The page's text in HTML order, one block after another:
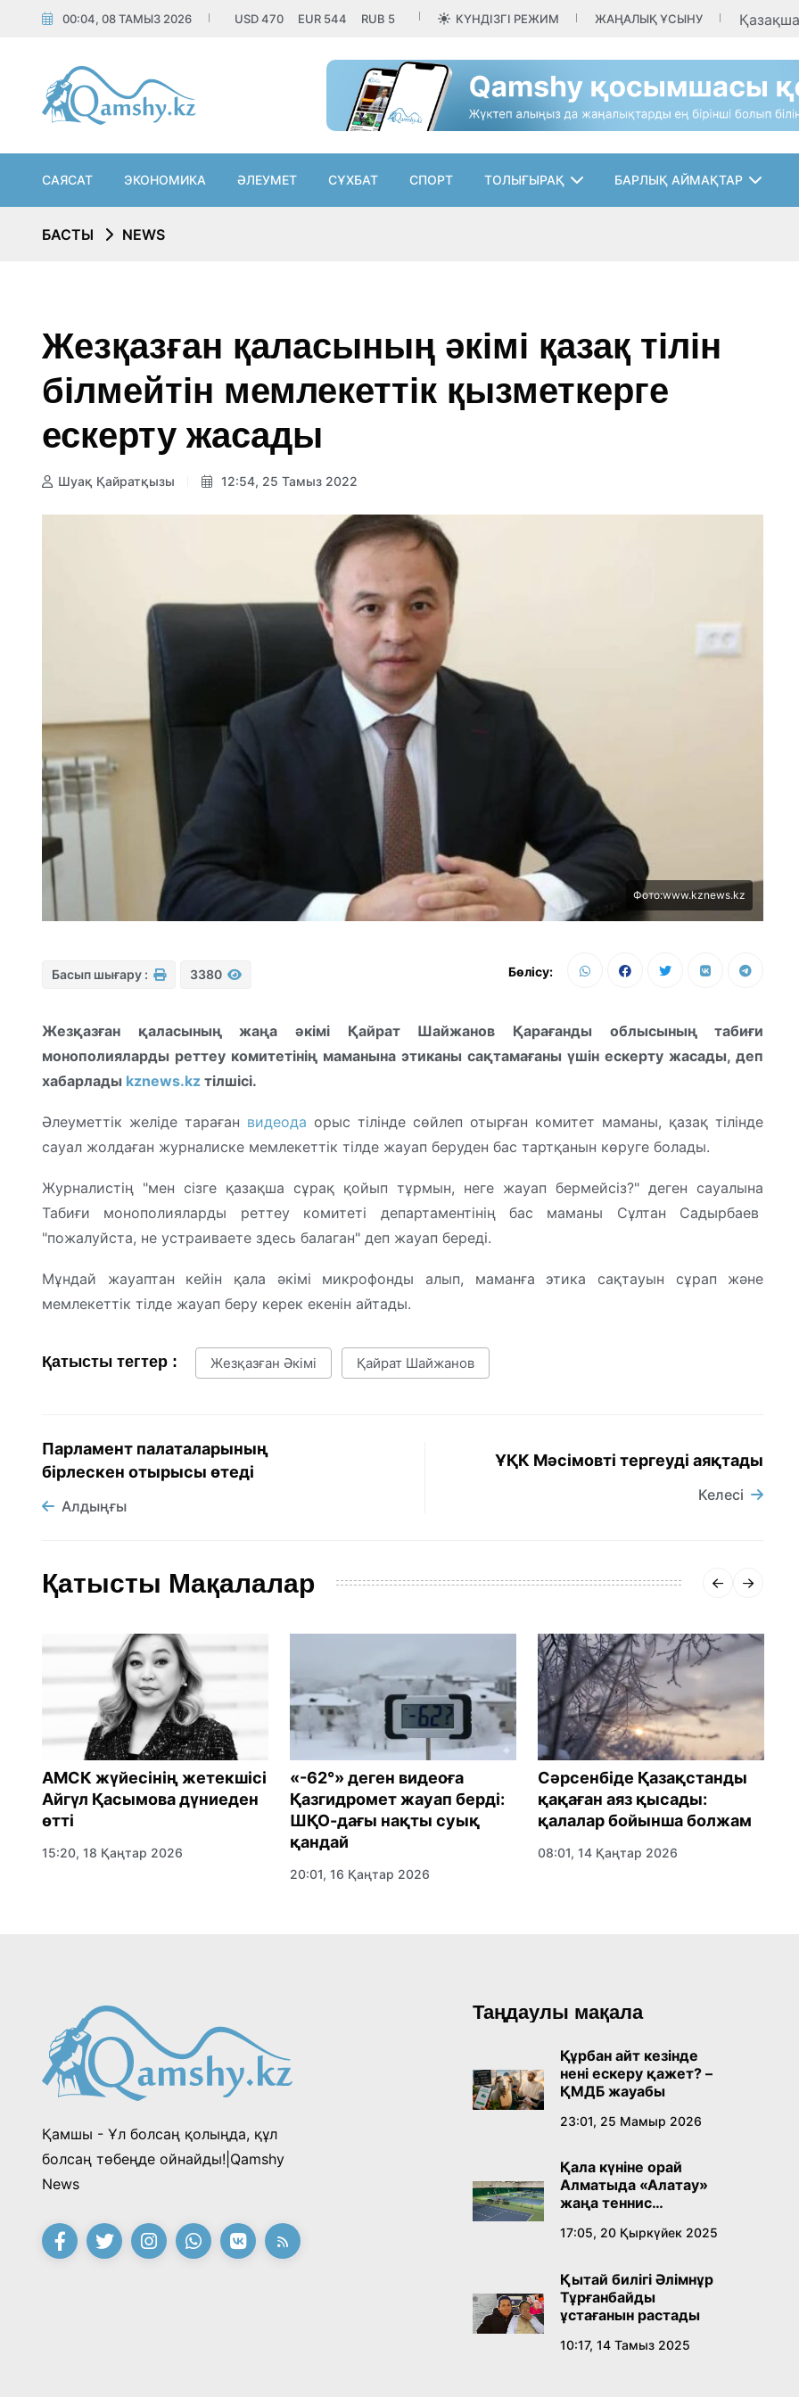
00:04, 08 ТАМЫЗ 2026 USD470 EUR 544 RUB 5 КҮНДІЗГІ РЕЖИМ ЖАҢАЛЫҚ ҰСЫНУ Қазақша
САЯСАТ ЭКОНОМИКА ӘЛЕУМЕТ СҰХБАТ СПОРТ ТОЛЫҒЫРАҚ БАРЛЫҚ АЙМАҚТАР
БАСТЫ NEWS
Жезқазған қаласының әкімі қазақ тілін
білмейтін мемлекеттік қызметкерге
ескерту жасады
Шуақ Қайратқызы 12:54, 25 Тамыз 2022
Фото:www.kznews.kz
Басып шығару : 3380 Бөлісу:
Жезқазған қаласының жаңа әкімі Қайрат Шайжанов Қарағанды облысының табиғи
монополияларды реттеу комитетінің маманына этиканы сақтамағаны үшін ескерту жасады, деп
хабарлады kznews.kz тілшісі.
Әлеуметтік желіде тараған видеода орыс тілінде сөйлеп отырған комитет маманы, қазақ тілінде
сауал жолдаған журналиске мемлекеттік тілде жауап беруден бас тартқанын көруге болады.
Журналистің "мен сізге қазақша сұрақ қойып тұрмын, неге жауап бермейсіз?" деген сауалына
Табиғи монополияларды реттеу комитеті департаментінің бас маманы Сұлтан Садырбаев
"пожалуйста, не устраиваете здесь балаган" деп жауап береді.
Мұндай жауаптан кейін қала әкімі микрофонды алып, маманға этика сақтауын сұрап және
мемлекеттік тілде жауап беру керек екенін айтады.
Қатысты тегтер : Жезқазған Әкімі Қайрат Шайжанов
Парламент палаталарының
бірлескен отырысы өтеді
Алдыңғы
ҰҚК Мәсімовті тергеуді аяқтады
Келесі
Қатысты Мақалалар
АМСК жүйесінің жетекшісі
Айгүл Қасымова дүниеден
өтті
15:20, 18 Қаңтар 2026
«-62°» деген видеоға
Қазгидромет жауап берді:
ШҚО-дағы нақты суық
қандай
20:01, 16 Қаңтар 2026
Сәрсенбіде Қазақстанды
қақаған аяз қысады:
қалалар бойынша болжам
08:01, 14 Қаңтар 2026
Қамшы - Ұл болсаң қолыңда, құл
болсаң төбеңде ойнайды!|Qamshy
News
Таңдаулы мақала
Құрбан айт кезінде
нені ескеру қажет? –
ҚМДБ жауабы
23:01, 25 Мамыр 2026
Қала күніне орай
Алматыда «Алатау»
жаңа теннис
17:05, 20 Қыркүйек 2025
Қытай билігі Әлімнұр
Тұрғанбайды
ұстағанын растады
10:17, 14 Тамыз 2025